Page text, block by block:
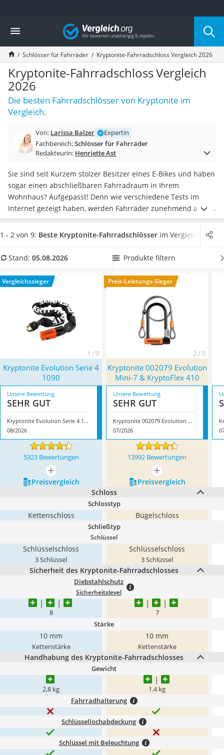
Die beliebtesten Vergleiche nach Kategorie
Freizeit & Sport
Gartentrampolin
Trampolin
Metalldetektor
Eufab-Fahrradträger
Trampolin 366 cm
Fahrradschloss
Aluminium-Koffer
Air Bike
E-Bike-Dreirad
Trekkingschuhe Herren
Reisetasche mit Rollen
Klimmzugstation
Koffer
Nachtsichtgerät
Faltschloss
Vibrationsplatte
Sicherheitsweste Reiten
Service
Vergleich
Schlösser für Fahrräder Kryptonite-Fahrradschloss Vergleich 2026
Kryptonite-Fahrradschloss Vergleich
2026
Die besten Fahrradschlösser von Kryptonite im
Vergleich.
Von: Larissa Balzer
Expertin
Fachbereich:Schlösser für Fahrräder
Redakteurin: Henriette Ast
Sie sind seit Kurzem stolzer Besitzer eines E-Bikes und haben
sogar einen abschließbaren Fahrradraum in Ihrem
Wohnhaus? Aufgepasst! Denn wie verschiedene Tests im
Internet gezeigt haben, werden Fahrräder zunehmend auch
aus Abstellräumen oder Innenhöfen geklaut. Wir empfehlen
Ihnen daher, Ihr Zweirad auch zu Hause sicher
Fahrradschlossaus unserer Vergleichstabelle, das
geliefert wird. Überzeugt hat uns hier im August 2026
besonders das Modell
Kryptonite Evolution Serie 4 1090
seinen Eigenschaften.
1 - 2 von 9: Beste Kryptonite-Fahrradschlösser im Vergleich
Stand: 05.08.2026 Produkte filtern
Vergleichssieger
1 / 9
Preis-Leistungs-Sieger
2 / 9
Kryptonite Evolution Serie 4
1090
Kryptonite 002079 Evolution
Mini-7 & KryptoFlex 410
Unsere Bewertung
SEHR GUT
Kryptonite Evolution Serie 4 1090
08/2026
Unsere Bewertung
SEHR GUT
Kryptonite 002079 Evolution Mini-7 & KryptoFlex 410
07/2026
5323 Bewertungen 13992 Bewertungen
mehr anzeigen
mehr anzeigen
Preis­vergleich
Preis­vergleich
Schloss
Schlosstyp
Kettenschloss Bügelschloss
Schließtyp
Schlüssel
Schlüsselschloss
3 Schlüssel
Schlüsselschloss
3 Schlüssel
Sicherheit des Kryptonite-Fahrradschlosses
Diebstahlschutz
Sicherheitslevel
8 7
Stärke
10 mm
Kettenstärke
10 mm
Kettenstärke
Handhabung des Kryptonite-Fahrradschlosses
Gewicht
2,8 kg 1.4 kg
Fahrradhalterung
Schlüssellochabdeckung
Schlüssel mit Beleuchtung